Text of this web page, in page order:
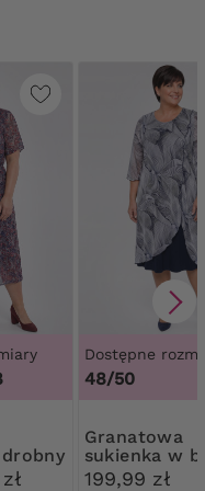
Dostępne
48/50
Granatowa
sukienka w
wzory
199,99 zł